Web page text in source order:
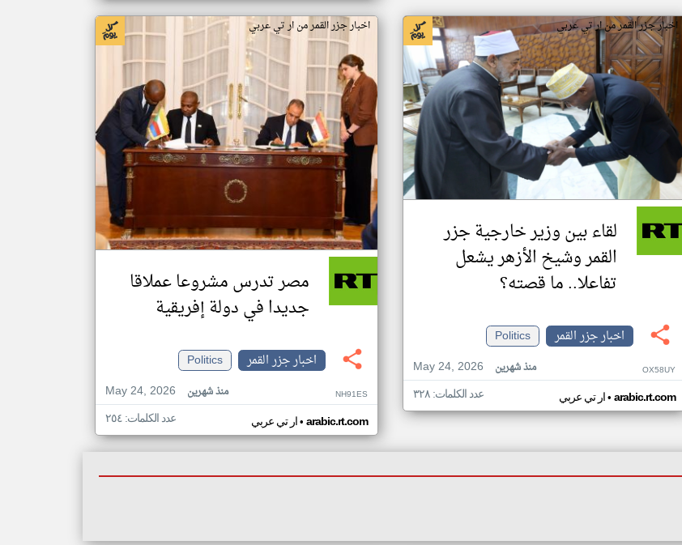
اخبار جزر القمر من ار تي عربي
لقاء بين وزير خارجية جزر
القمر وشيخ الأزهر يشعل
تفاعلا.. ما قصته؟
اخبار جزر القمر
Politics
May 24, 2026
منذ شهرين OX58UY
ار تي عربي• arabic.rt.com عدد الكلمات: ٣٢٨
اخبار جزر القمر من ار تي عربي
مصر تدرس مشروعا عملاقا
جديدا في دولة إفريقية
اخبار جزر القمر
Politics
May 24, 2026
منذ شهرين NH91ES
ار تي عربي• arabic.rt.com عدد الكلمات: ٢٥٤